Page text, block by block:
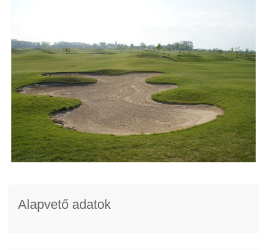
Alapvető adatok